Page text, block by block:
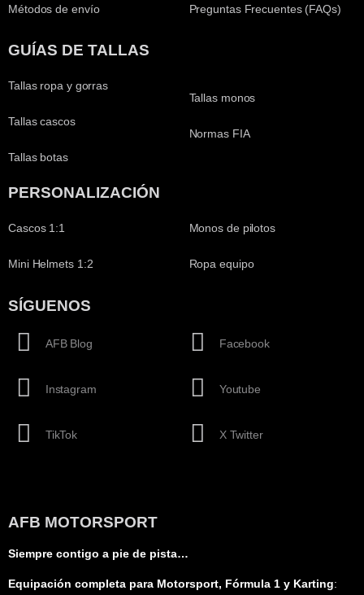
Métodos de envío Preguntas Frecuentes (FAQs)
GUÍAS DE TALLAS
Tallas ropa y gorras
Tallas cascos
Tallas botas
Tallas monos
Normas FIA
PERSONALIZACIÓN
Cascos 1:1
Mini Helmets 1:2
Monos de pilotos
Ropa equipo
SÍGUENOS
AFB Blog
Instagram
TikTok
Facebook
Youtube
X Twitter
AFB MOTORSPORT
Siempre contigo a pie de pista…
Equipación completa para Motorsport, Fórmula 1 y Karting: